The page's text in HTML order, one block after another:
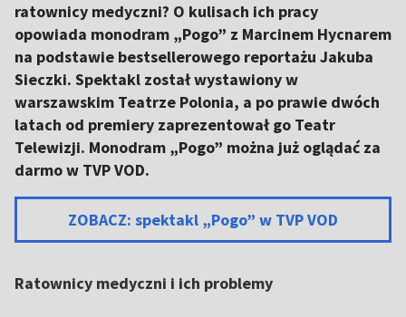
ratownicy medyczni? O kulisach ich pracy
opowiada monodram „Pogo” z Marcinem Hycnarem
na podstawie bestsellerowego reportażu Jakuba
Sieczki. Spektakl został wystawiony w
warszawskim Teatrze Polonia, a po prawie dwóch
latach od premiery zaprezentował go Teatr
Telewizji. Monodram „Pogo” można już oglądać za
darmo w TVP VOD.
ZOBACZ: spektakl „Pogo” w TVP VOD
Ratownicy medyczni i ich problemy